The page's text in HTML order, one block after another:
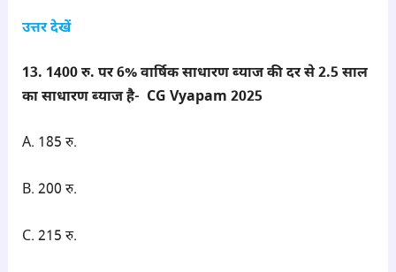
उत्तर देखें
13. 1400 रु. पर 6% वार्षिक साधारण ब्याज की दर से 2.5 साल
का साधारण ब्याज है- CG Vyapam 2025
A. 185 रु.
B. 200 रु.
C. 215 रु.